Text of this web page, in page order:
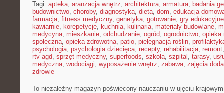
Tagi: apteka, aranżacja wnętrz, architektura, armatura, badania
budownictwo, choroby, diagnostyka, dieta, dom, edukacja
farmacja, fitness medyczny, genetyka, gotowanie, gry edukacyjne
kawiarnie, korepetycje, kuchnia, kulinaria, materiały budowlane,
medycyna, mieszkanie, odchudzanie, ogród, ogrodnictwo, opieka
społeczna, opieka zdrowotna, patio, pielęgnacja roślin,
psychologia, psychologia dziecięca, recepty, rehabilitacja, remont
rtv agd, sprzęt medyczny, superfoods, szkoła, szpital , tarasy,
medyczna, wodociągi, wyposażenie wnętrz, zabawa, zajęcia
zdrowie
To niezależny magazyn poświęcony nauczaniu w ujęciu